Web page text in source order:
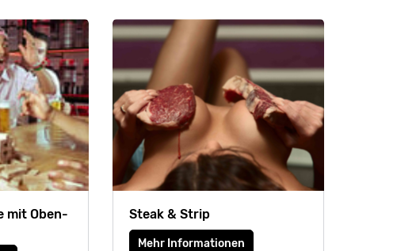
mit Oben-
Steak & Strip
Mehr Informationen